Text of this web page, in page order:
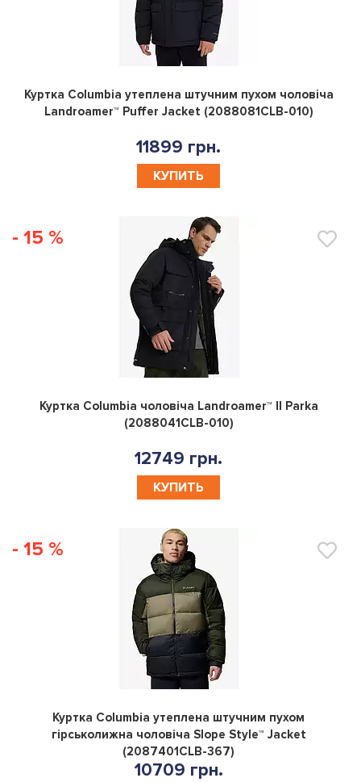
0
Куртка Columbia утеплена штучним пухом чоловiча
Landroamer™ Puffer Jacket (2088081CLB-010)
11899 грн.
КУПИТЬ
- 15 %
0
Куртка Columbia чоловіча Landroamer™ II Parka
(2088041CLB-010)
12749 грн.
КУПИТЬ
- 15 %
0
Куртка Columbia утеплена штучним пухом
гірськолижна чоловіча Slope Style™ Jacket
(2087401CLB-367)
10709 грн.